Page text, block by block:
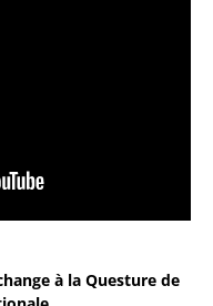
à la Questure de